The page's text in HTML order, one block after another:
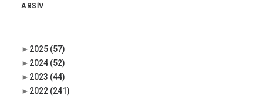
ARSIV
► 2025 (57)
► 2024 (52)
► 2023 (44)
► 2022 (241)